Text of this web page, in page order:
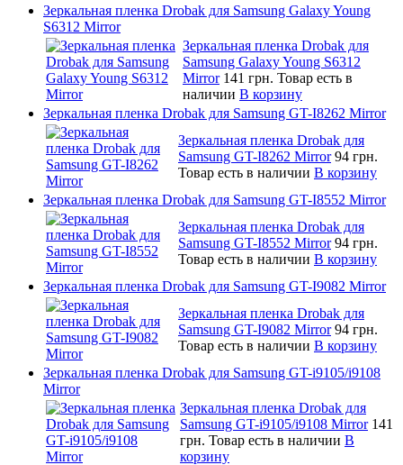
Зеркальная пленка Drobak для Samsung Galaxy Young
S6312 Mirror
Зеркальная пленка Drobak для
Samsung Galaxy Young S6312
Mirror 141 грн. Товар есть в
наличии В корзину
Зеркальная пленка Drobak для Samsung GT-I8262 Mirror
Зеркальная пленка Drobak для
Samsung GT-I8262 Mirror 94 грн.
Товар есть в наличии В корзину
Зеркальная пленка Drobak для Samsung GT-I8552 Mirror
Зеркальная пленка Drobak для
Samsung GT-I8552 Mirror 94 грн.
Товар есть в наличии В корзину
Зеркальная пленка Drobak для Samsung GT-I9082 Mirror
Зеркальная пленка Drobak для
Samsung GT-I9082 Mirror 94 грн.
Товар есть в наличии В корзину
Зеркальная пленка Drobak для Samsung GT-i9105/i9108
Mirror
Зеркальная пленка Drobak для
Samsung GT-i9105/i9108 Mirror 141
грн. Товар есть в наличии В
корзину